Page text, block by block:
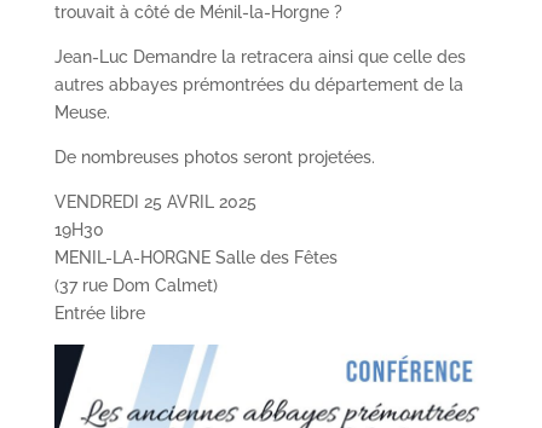
trouvait à côté de Ménil-la-Horgne ?
Jean-Luc Demandre la retracera ainsi que celle des
autres abbayes prémontrées du département de la
Meuse.
De nombreuses photos seront projetées.
VENDREDI 25 AVRIL 2025
19H30
MENIL-LA-HORGNE Salle des Fêtes
(37 rue Dom Calmet)
Entrée libre